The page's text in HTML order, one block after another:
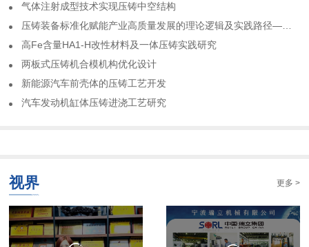
气体注射成型技术实现压铸中空结构
​压铸装备标准化赋能产业高质量发展的理论逻辑及实践路径——基于力劲集团标准化实践历程的回顾
高Fe含量HA1-H改性材料及一体压铸实践研究
两板式压铸机合模机构优化设计
​新能源汽车前壳体的压铸工艺开发
​汽车发动机缸体压铸进浇工艺研究
视界 更多 >